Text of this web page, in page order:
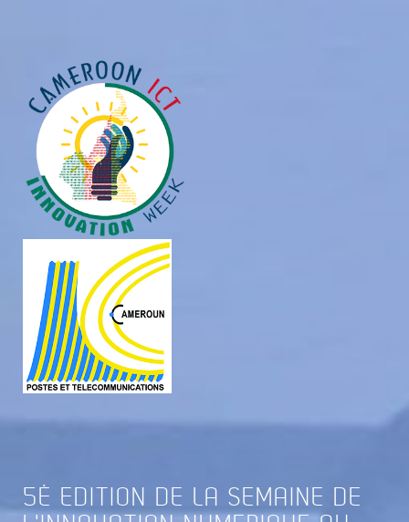
5È EDITION DE LA SEMAINE DE